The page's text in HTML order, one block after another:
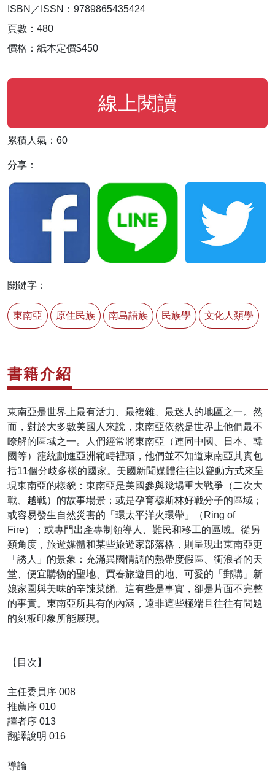
ISBN／ISSN：9789865435424
頁數：480
價格：紙本定價$450
線上閱讀
累積人氣：60
分享：
關鍵字：
東南亞 原住民族 南島語族 民族學 文化人類學
書籍介紹
東南亞是世界上最有活力、最複雜、最迷人的地區之一。然
而，對於大多數美國人來說，東南亞依然是世界上他們最不
瞭解的區域之一。人們經常將東南亞（連同中國、日本、韓
國等）籠統劃進亞洲範疇裡頭，他們並不知道東南亞其實包
括11個分歧多樣的國家。美國新聞媒體往往以聳動方式來呈
現東南亞的樣貌：東南亞是美國參與幾場重大戰爭（二次大
戰、越戰）的故事場景；或是孕育穆斯林好戰分子的區域；
或容易發生自然災害的「環太平洋火環帶」（Ring of
Fire）；或專門出產專制領導人、難民和移工的區域。從另
類角度，旅遊媒體和某些旅遊家部落格，則呈現出東南亞更
「誘人」的景象：充滿異國情調的熱帶度假區、衝浪者的天
堂、便宜購物的聖地、買春旅遊目的地、可愛的「郵購」新
娘家園與美味的辛辣菜餚。這有些是事實，卻是片面不完整
的事實。東南亞所具有的內涵，遠非這些極端且往往有問題
的刻板印象所能展現。
【目次】
主任委員序 008
推薦序 010
譯者序 013
翻譯說明 016
導論